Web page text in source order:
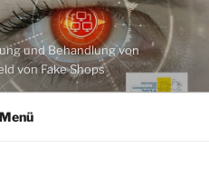
und Behandlung von
von Fake Shops
Menü